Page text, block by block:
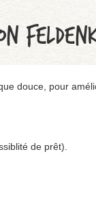
douce, pour
de prêt).